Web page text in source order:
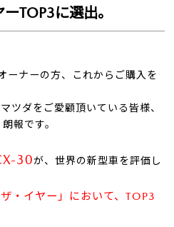
TOP3に選出。
ナーの方、これからご購入を
ツダをご愛顧頂いている皆様、
報です。
30が、世界の新型車を評価し
・イヤー」において、TOP3